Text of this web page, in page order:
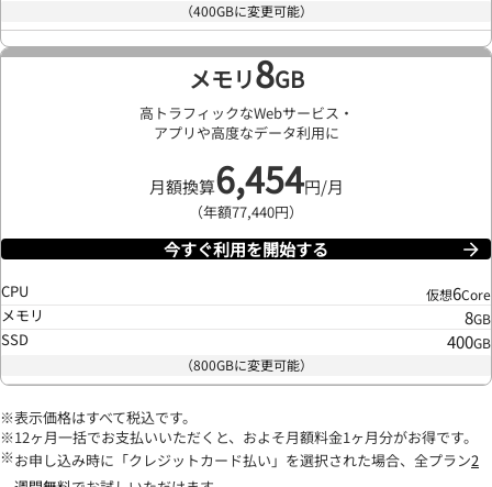
（400GBに変更可能）
メモリ8GB
高トラフィックなWebサービス・
アプリや高度なデータ利用に
月額換算6,454円/月
（年額77,440円）
今すぐ利用を開始する
CPU 仮想6Core
メモリ 8GB
SSD 400GB
（800GBに変更可能）
表示価格はすべて税込です。
12ヶ月一括でお支払いいただくと、およそ月額料金1ヶ月分がお得です。
お申し込み時に「クレジットカード払い」を選択された場合、全プラン2